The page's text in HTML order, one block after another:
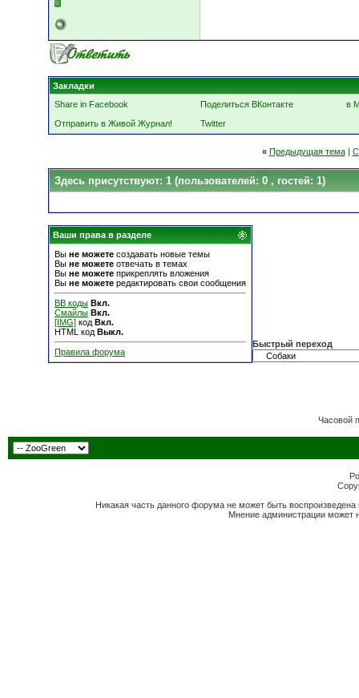
Закладки
Share in Facebook
Поделиться ВКонтакте
в
Отправить в Живой Журнал!
Twitter
« Предыдущая тема|
Здесь присутствуют: 1 (пользователей: 0 , гостей: 1)
Ваши права в разделе
Вы не можете создавать новые темы
Вы не можете отвечать в темах
Вы не можете прикреплять вложения
Вы не можете редактировать свои сообщения
BB коды Вкл.
Смайлы Вкл.
[IMG] код Вкл.
HTML код Выкл.
Правила форума
Быстрый переход
Часовой
Никакая часть данного форума не может быть
Мнение администрации может